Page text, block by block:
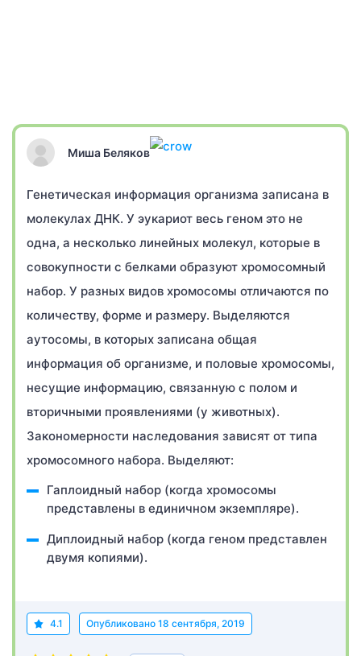
Миша Беляков
Генетическая информация организма записана в
молекулах ДНК. У эукариот весь геном это не
одна, а несколько линейных молекул, которые в
совокупности с белками образуют хромосомный
набор. У разных видов хромосомы отличаются по
количеству, форме и размеру. Выделяются
аутосомы, в которых записана общая
информация об организме, и половые хромосомы,
несущие информацию, связанную с полом и
вторичными проявлениями (у животных).
Закономерности наследования зависят от типа
хромосомного набора. Выделяют:
Гаплоидный набор (когда хромосомы
представлены в единичном экземпляре).
Диплоидный набор (когда геном представлен
двумя копиями).
4.1 Опубликовано 18 сентября, 2019